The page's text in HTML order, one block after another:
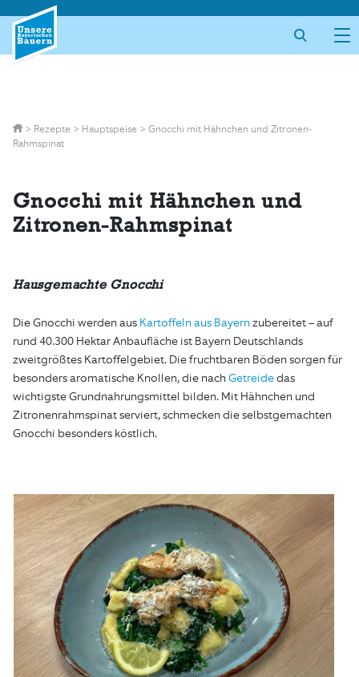
content
> Rezepte > Hauptspeise > Gnocchi mit Hähnchen und Zitronen-
Rahmspinat
Gnocchi mit Hähnchen und
Zitronen-Rahmspinat
Hausgemachte Gnocchi
Die Gnocchi werden aus Kartoffeln aus Bayernzubereitet – auf
rund 40.300 Hektar Anbaufläche ist Bayern Deutschlands
zweitgrößtes Kartoffelgebiet. Die fruchtbaren Böden sorgen für
besonders aromatische Knollen, die nach Getreidedas
wichtigste Grundnahrungsmittel bilden. Mit Hähnchen und
Zitronenrahmspinat serviert, schmecken die selbstgemachten
Gnocchi besonders köstlich.